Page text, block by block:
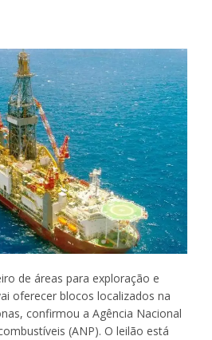
de áreas para exploração e
oferecer blocos localizados na
confirmou a Agência Nacional
(ANP). O leilão está